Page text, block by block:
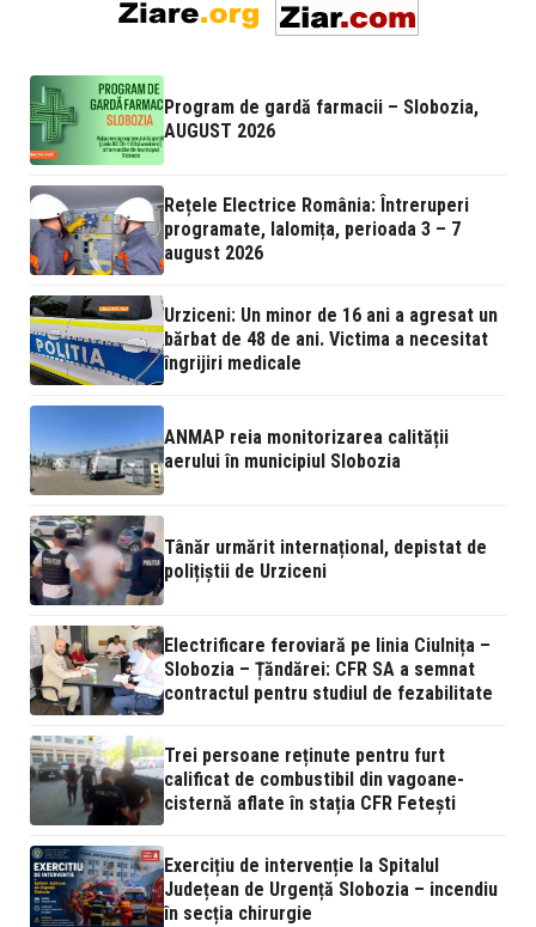
Program de gardă farmacii – Slobozia,
AUGUST 2026
Rețele Electrice România: Întreruperi
programate, Ialomița, perioada 3 – 7
august 2026
Urziceni: Un minor de 16 ani a agresat un
bărbat de 48 de ani. Victima a necesitat
îngrijiri medicale
ANMAP reia monitorizarea calității
aerului în municipiul Slobozia
Tânăr urmărit internațional, depistat de
polițiștii de Urziceni
Electrificare feroviară pe linia Ciulnița –
Slobozia – Țăndărei: CFR SA a semnat
contractul pentru studiul de fezabilitate
Trei persoane reținute pentru furt
calificat de combustibil din vagoane-
cisternă aflate în stația CFR Fetești
Exercițiu de intervenție la Spitalul
Județean de Urgență Slobozia – incendiu
în secția chirurgie